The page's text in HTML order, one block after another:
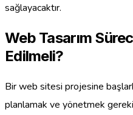
sağlayacaktır.
Web Tasarım
Edilmeli?
Bir web sitesi projesine
planlamak ve yönetmek